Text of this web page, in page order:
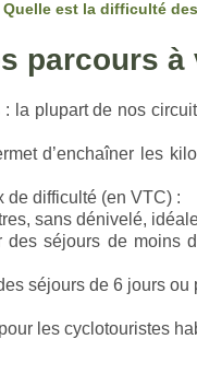
Quelle est la difficulté
parcours à
la plupart de nos
d’enchaîner les
de difficulté (en VTC) :
sans dénivelé,
séjours de moins
séjours de 6 jours
les cyclotouristes